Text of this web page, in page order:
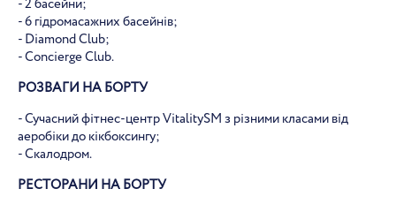
- 2 басейни;
- 6 гідромасажних басейнів;
- Diamond Club;
- Concierge Club.
РОЗВАГИ НА БОРТУ
- Сучасний фітнес-центр VitalitySM з різними класами від
аеробіки до кікбоксингу;
- Скалодром.
РЕСТОРАНИ НА БОРТУ